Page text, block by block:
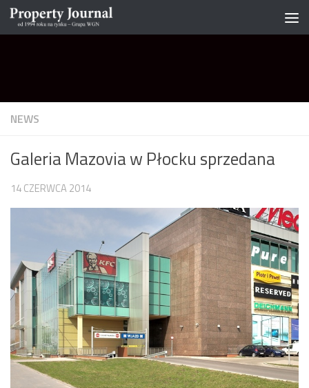
Skip to content
NEWS
Galeria Mazovia w Płocku sprzedana
14 CZERWCA 2014